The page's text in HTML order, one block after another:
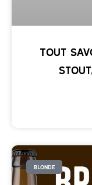
Tout
BLONDE